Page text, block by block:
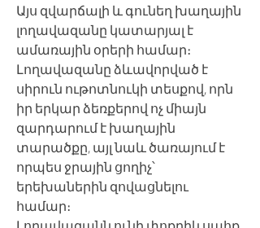
Այս զվարճալի և գունեղ խաղային
լողավազանը կատարյալ է
ամառային օրերի համար։
Լողավազանը ձևավորված է
սիրուն ութոտնուկի տեսքով, որն
իր երկար ձեռքերով ոչ միայն
զարդարում է խաղային
տարածքը, այլ նաև ծառայում է
որպես ջրային ցողիչ՝
երեխաներին զովացնելու
համար։